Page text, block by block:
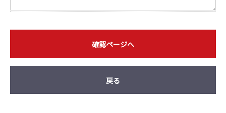
確認ページへ
戻る